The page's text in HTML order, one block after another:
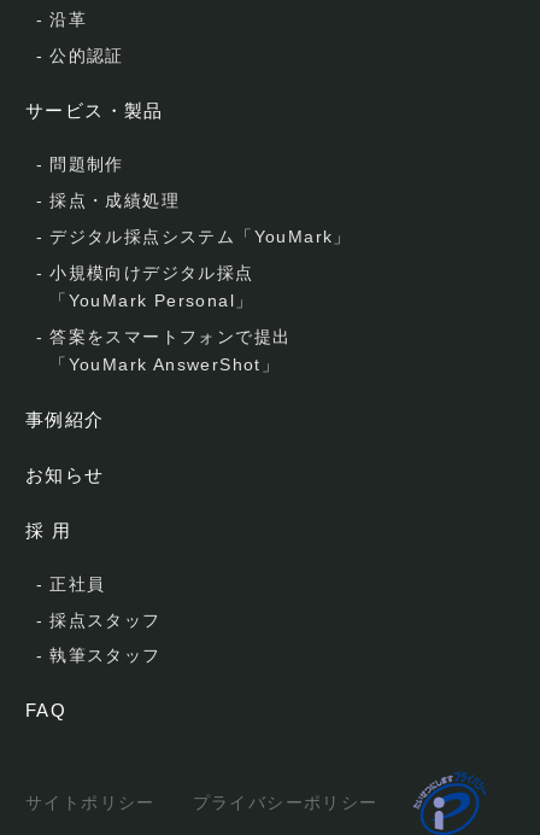
- 沿革
- 公的認証
サービス・製品
- 問題制作
- 採点・成績処理
- デジタル採点システム「YouMark」
- 小規模向けデジタル採点
「YouMark Personal」
- 答案をスマートフォンで提出
「YouMark AnswerShot」
事例紹介
お知らせ
採 用
- 正社員
- 採点スタッフ
- 執筆スタッフ
FAQ
サイトポリシー プライバシーポリシー